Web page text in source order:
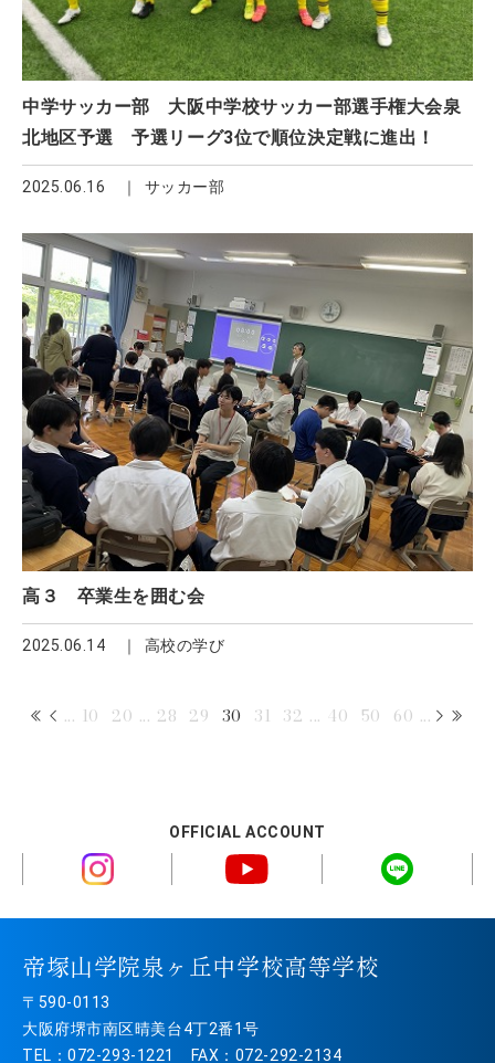
中学サッカー部 大阪中学校サッカー部選手権大会泉
北地区予選 予選リーグ3位で順位決定戦に進出！
2025.06.16 サッカー部
高３ 卒業生を囲む会
2025.06.14 高校の学び
... 10 20 ... 28 29 30 31 32 ... 40 50 60 ...
OFFICIAL ACCOUNT
帝塚山学院泉ヶ丘中学校高等学校
〒590-0113
大阪府堺市南区晴美台4丁2番1号
TEL：072-293-1221 FAX：072-292-2134